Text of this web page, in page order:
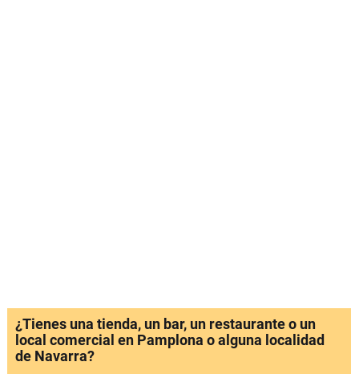
¿Tienes una tienda, un bar, un restaurante o un
local comercial en Pamplona o alguna localidad
de Navarra?